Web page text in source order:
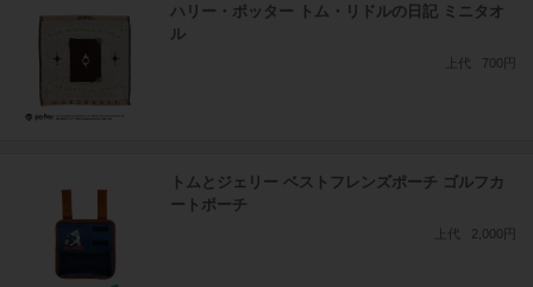
ハリー・ポッター トム・リドルの日記 ミニタオ
ル
上代 700円
トムとジェリー ベストフレンズポーチ ゴルフカ
ートポーチ
上代 2,000円